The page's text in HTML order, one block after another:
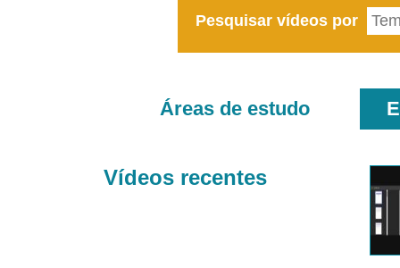
Pesquisar vídeos por
Áreas de estudo
Vídeos recentes